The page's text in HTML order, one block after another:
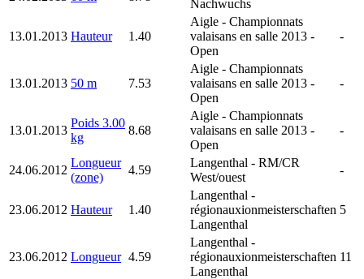
Nachwuchs
13.01.2013 Hauteur 1.40
Aigle - Championnats
valaisans en salle 2013 -
Open
-
13.01.2013 50 m 7.53
Aigle - Championnats
valaisans en salle 2013 -
Open
-
13.01.2013
Poids 3.00
kg
8.68
Aigle - Championnats
valaisans en salle 2013 -
Open
-
24.06.2012
Longueur
(zone)
4.59
Langenthal - RM/CR
West/ouest
-
23.06.2012 Hauteur 1.40
Langenthal -
régionauxionmeisterschaften
Langenthal
5
23.06.2012 Longueur 4.59
Langenthal -
régionauxionmeisterschaften
Langenthal
11